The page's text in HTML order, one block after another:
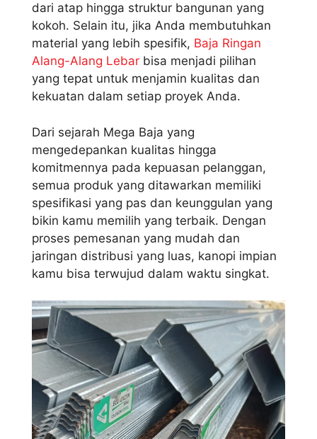
dari atap hingga struktur bangunan yang
kokoh. Selain itu, jika Anda membutuhkan
material yang lebih spesifik, Baja Ringan
Alang-Alang Lebar bisa menjadi pilihan
yang tepat untuk menjamin kualitas dan
kekuatan dalam setiap proyek Anda.
Dari sejarah Mega Baja yang
mengedepankan kualitas hingga
komitmennya pada kepuasan pelanggan,
semua produk yang ditawarkan memiliki
spesifikasi yang pas dan keunggulan yang
bikin kamu memilih yang terbaik. Dengan
proses pemesanan yang mudah dan
jaringan distribusi yang luas, kanopi impian
kamu bisa terwujud dalam waktu singkat.